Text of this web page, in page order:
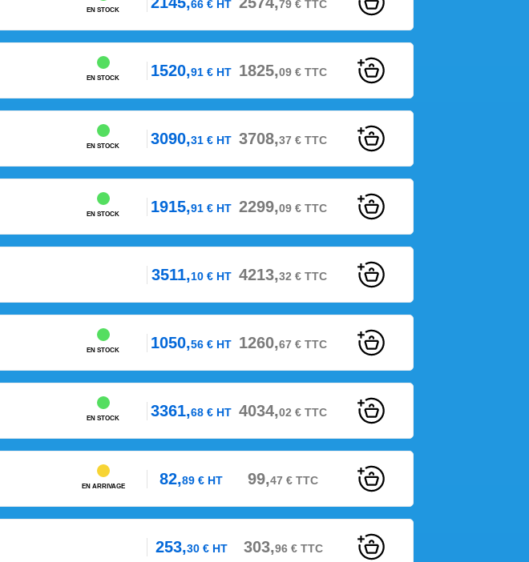
EN STOCK 66 € HT 79 € TTC
EN STOCK 1520,91 € HT 1825,09 € TTC
EN STOCK 3090,31 € HT 3708,37 € TTC
EN STOCK 1915,91 € HT 2299,09 € TTC
3511,10€HT 4213,32 €TTC
EN STOCK 1050,56 € HT 1260,67 € TTC
EN STOCK 3361,68 € HT 4034,02 € TTC
EN ARRIVAGE 82,89 € HT 99,47 € TTC
253,30€HT 303,96€TTC